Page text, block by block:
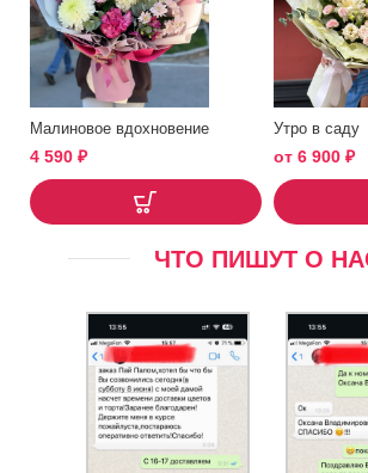
Малиновое вдохновение
4 590 ₽
Утро в саду
от 6 900 ₽
ЧТО ПИШУТ О